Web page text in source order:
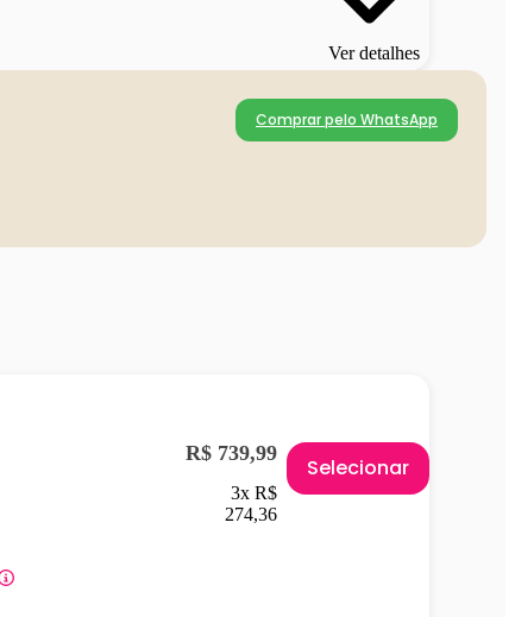
Ver detalhes
Comprar pelo WhatsApp
R$ 739,99
3x R$
274,36
Selecionar